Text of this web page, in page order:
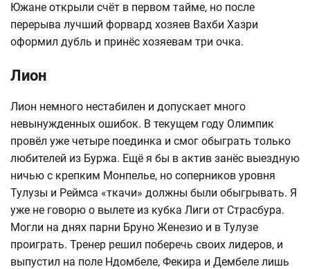
Южане открыли счёт в первом тайме, но после
перерыва лучший форвард хозяев Вахби Хазри
оформил дубль и принёс хозяевам три очка.
Лион
Лион немного нестабилен и допускает много
невынужденных ошибок. В текущем году Олимпик
провёл уже четыре поединка и смог обыграть только
любителей из Буржа. Ещё я бы в актив занёс выездную
ничью с крепким Монпелье, но соперников уровня
Тулузы и Реймса «ткачи» должны были обыгрывать. Я
уже не говорю о вылете из кубка Лиги от Страсбура.
Могли на днях парни Бруно Женезио и в Тулузе
проиграть. Тренер решил поберечь своих лидеров, и
выпустил на поле Ндомбеле, Фекира и Дембеле лишь